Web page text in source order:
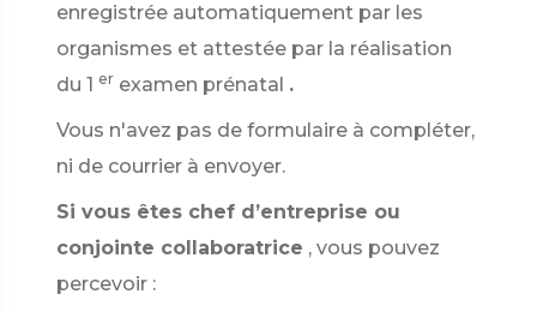
enregistrée automatiquement par les
organismes et attestée par la réalisation
du 1 er examen prénatal .
Vous n'avez pas de formulaire à compléter,
ni de courrier à envoyer.
Si vous êtes chef d’entreprise ou
conjointe collaboratrice , vous pouvez
percevoir :